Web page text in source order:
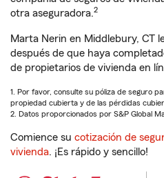
otra aseguradora.2
Marta Nerin en Middlebury, CT
después de que haya
de propietarios de vivienda en
1. Por favor, consulte su póliza de seguro
propiedad cubierta y de las pérdidas
2. Datos proporcionados por S&P Global
Comience su cotización de
vivienda. ¡Es rápido y sencillo!